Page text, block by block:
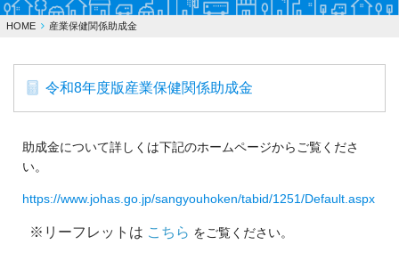
HOME 産業保健関係助成金
令和8年度版産業保健関係助成金
助成金について詳しくは下記のホームページからご覧くださ
い。
https://www.johas.go.jp/sangyouhoken/tabid/1251/Default.aspx
※リーフレットは こちら をご覧ください。